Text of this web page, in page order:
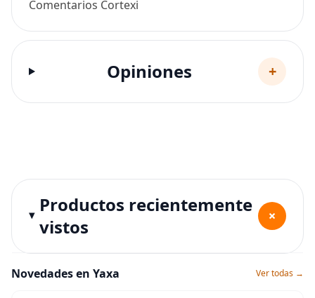
Comentarios Cortexi
Opiniones +
Productos recientemente
vistos
+
Novedades en Yaxa Ver todas →